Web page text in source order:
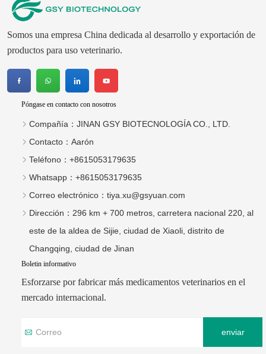
Somos una empresa China dedicada al desarrollo y exportación de
productos para uso veterinario.
Póngase en contacto con nosotros
Compañía： JINAN GSY BIOTECNOLOGÍA CO., LTD.
Contacto： Aarón
Teléfono： +8615053179635
Whatsapp： +8615053179635
Correo electrónico： tiya.xu@gsyuan.com
Dirección： 296 km + 700 metros, carretera nacional 220, al
este de la aldea de Sijie, ciudad de Xiaoli, distrito de
Changqing, ciudad de Jinan
Boletin informativo
Esforzarse por fabricar más medicamentos veterinarios en el
mercado internacional.
enviar